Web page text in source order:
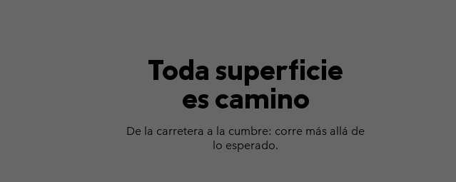
Toda superficie
es camino
De la carretera a la cumbre: corre más allá de
lo esperado.